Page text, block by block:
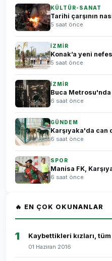
KÜLTÜR-SANAT
Tarihi çarşının
5 saat önce
İZMİR
Konak’a yeni
5 saat önce
İZMİR
Buca
6 saat önce
GÜNDEM
Karşıyaka'da can
6 saat önce
SPOR
Manisa FK,
6 saat önce
🔥 EN ÇOK OKUNANLAR
1 Kaybettikleri kızları, tüm
01 Haziran 2016